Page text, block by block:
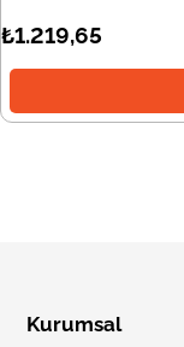
₺1.219,65
Kurumsal